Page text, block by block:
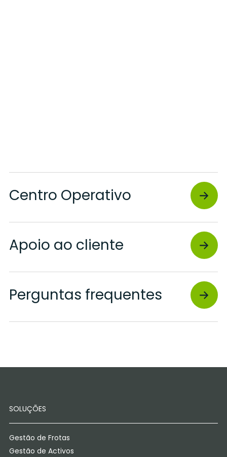
Centro Operativo
Apoio ao cliente
Perguntas frequentes
SOLUÇÕES
Gestão de Frotas
Gestão de Activos